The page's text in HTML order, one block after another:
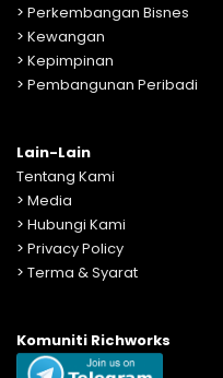
> Perkembangan Bisnes
> Kewangan
> Kepimpinan
> Pembangunan Peribadi
Lain-Lain
Tentang Kami
> Media
> Hubungi Kami
> Privacy Policy
> Terma & Syarat
Komuniti Richworks